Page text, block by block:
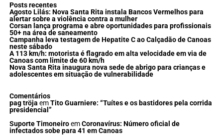
Posts recentes
Agosto Lilás: Nova Santa Rita instala Bancos Vermelhos para
alertar sobre a violência contra a mulher
Corsan lança programa e abre oportunidades para profissionais
50+ na área de saneamento
Campanha leva testagem de Hepatite C ao Calçadão de Canoas
neste sábado
A 113 km/h: motorista é flagrado em alta velocidade em via de
Canoas com limite de 60 km/h
Nova Santa Rita inaugura nova sede de abrigo para crianças e
adolescentes em situação de vulnerabilidade
Comentários
pag tröja emTito Guarniere: “Tuítes e os bastidores pela corrida
presidencial”
Suporte TimoneiroemCoronavírus: Número oficial de
infectados sobe para 41 em Canoas